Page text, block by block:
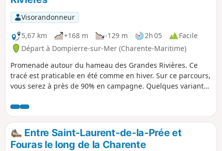
Visorandonneur
5,67 km
+168 m -129 m 2h 05
Facile
Départ à Dompierre-sur-Mer (Charente-Maritime)
Promenade autour du hameau des Grandes Rivières. Ce
tracé est praticable en été comme en hiver. Sur ce parcours,
vous serez à près de 90% en campagne. Quelques variantes
et au point (8) où il est possible de continuer la rue puis de
tourner ensuite à droite pour traverser le hameau des
Grandes Rivières. Tourner ensuite à droite au bout du
hameau, rejoindre par la Rue Monplaisir le point de départ.
Entre Saint-Laurent-de-la-Prée et
Fouras le long de la Charente